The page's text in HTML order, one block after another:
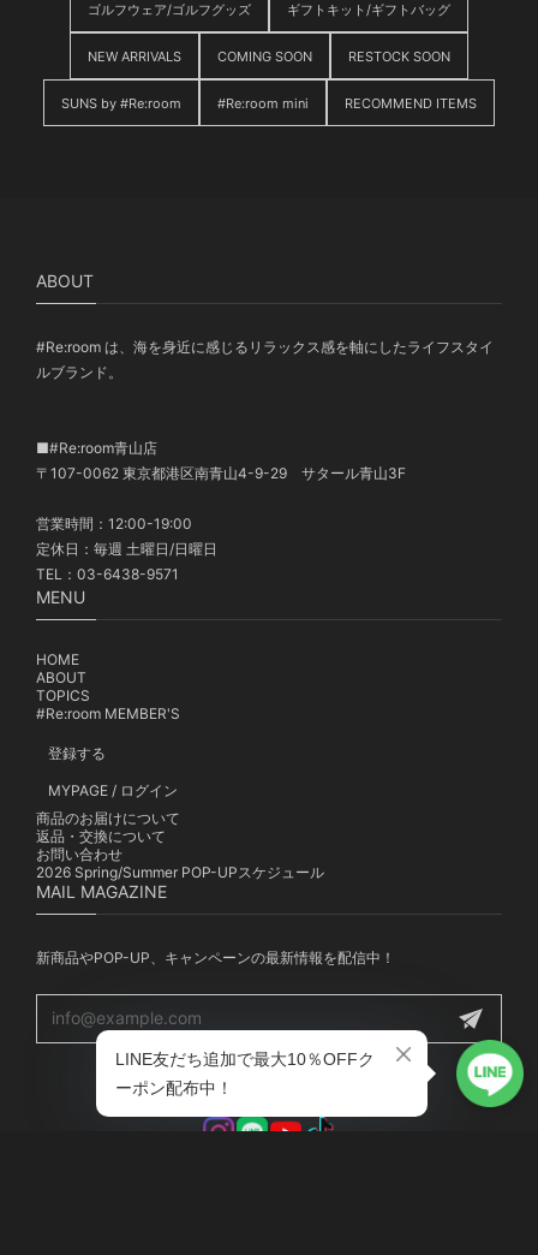
ゴルフウェア/ゴルフグッズ ギフトキット/ギフトバッグ
NEW ARRIVALS COMING SOON RESTOCK SOON
SUNS by #Re:room #Re:room mini RECOMMEND ITEMS
ABOUT
#Re:room は、海を身近に感じるリラックス感を軸にしたライフスタイ
ルブランド。
■#Re:room青山店
〒107-0062 東京都港区南青山4-9-29 サタール青山3F
営業時間：12:00-19:00
定休日：毎週 土曜日/日曜日
TEL：03-6438-9571
MENU
HOME
ABOUT
TOPICS
#Re:room MEMBER'S
登録する
MYPAGE / ログイン
商品のお届けについて
返品・交換について
お問い合わせ
2026 Spring/Summer POP-UPスケジュール
MAIL MAGAZINE
新商品やPOP-UP、キャンペーンの最新情報を配信中！